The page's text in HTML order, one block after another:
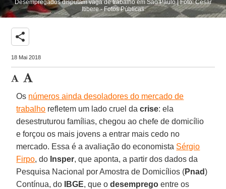
Desempregados disputam vaga de trabalho em São Paulo | Foto: Cesar
Itibere - Fotos Públicas
share
18 Mai 2018
Os números ainda desoladores do mercado de
trabalho refletem um lado cruel dacrise: ela
desestruturou famílias, chegou ao chefe de domicílio
e forçou os mais jovens a entrar mais cedo no
mercado. Essa é a avaliação do economista Sérgio
Firpo, do Insper, que aponta, a partir dos dados da
Pesquisa Nacional por Amostra de Domicílios (Pnad)
Contínua, do
IBGE, que odesemprego entre os